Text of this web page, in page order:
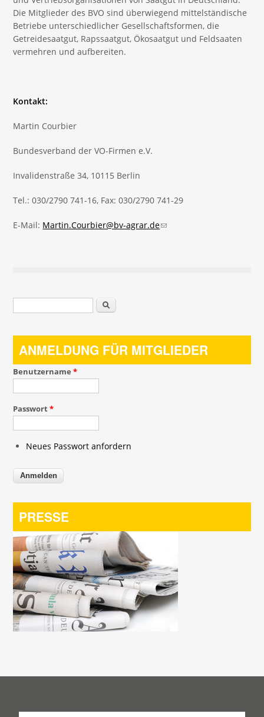
Die Mitglieder des BVO sind überwiegend mittelständische
Betriebe unterschiedlicher Gesellschaftsformen, die
Getreidesaatgut, Rapssaatgut, Ökosaatgut und Feldsaaten
vermehren und aufbereiten.
Kontakt:
Martin Courbier
Bundesverband der VO-Firmen e.V.
Invalidenstraße 34, 10115 Berlin
Tel.: 030/2790 741-16, Fax: 030/2790 741-29
E-Mail: Martin.Courbier@bv-agrar.de(link sends e-mail)
Suchformular Suche
ANMELDUNG FÜR MITGLIEDER
Benutzername*
Passwort*
Neues Passwort anfordern
PRESSE